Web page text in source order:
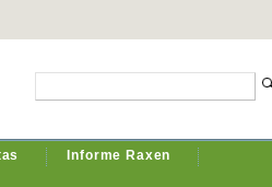
Informe Raxen